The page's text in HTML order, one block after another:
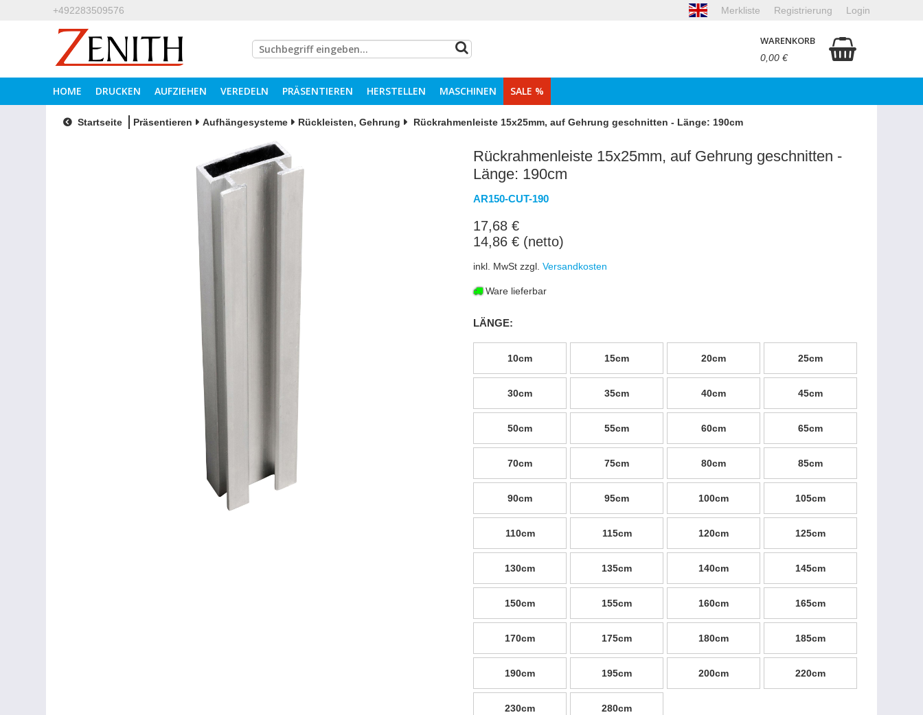
+492283509576 Login
Registrierung
Merkliste
WARENKORB
0,00 €
HOME DRUCKEN AUFZIEHEN VEREDELN PRÄSENTIEREN HERSTELLEN MASCHINEN SALE %
Startseite Präsentieren Aufhängesysteme Rückleisten, Gehrung Rückrahmenleiste 15x25mm, auf Gehrung geschnitten - Länge: 190cm
Rückrahmenleiste 15x25mm, auf Gehrung geschnitten -
Länge: 190cm
AR150-CUT-190
17,68 €
14,86 € (netto)
inkl. MwSt zzgl. Versandkosten
Ware lieferbar
LÄNGE:
10cm 15cm 20cm 25cm
30cm 35cm 40cm 45cm
50cm 55cm 60cm 65cm
70cm 75cm 80cm 85cm
90cm 95cm 100cm 105cm
110cm 115cm 120cm 125cm
130cm 135cm 140cm 145cm
150cm 155cm 160cm 165cm
170cm 175cm 180cm 185cm
190cm 195cm 200cm 220cm
230cm 280cm